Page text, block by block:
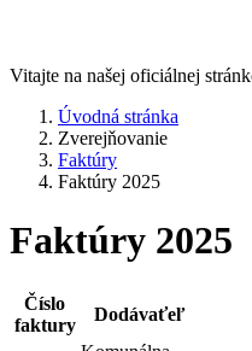
Vitajte na našej oficiálnej
Úvodná stránka
Zverejňovanie
Faktúry
Faktúry 2025
Faktúry 2025
Číslo
faktury
Dodávaťeľ